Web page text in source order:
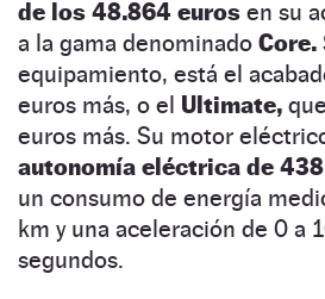
de los 48.864 euros en su
a la gama denominado Core.
equipamiento, está el
euros más, o el Ultimate,
euros más. Su motor
autonomía eléctrica de
un consumo de energía
km y una aceleración de 0 a
segundos.